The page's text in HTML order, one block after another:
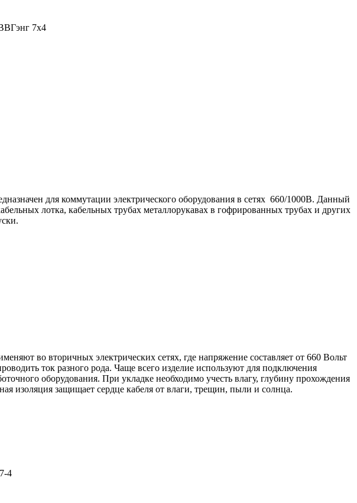
7х4
для коммутации электрического оборудования в сетях 660/1000В. Данный
лотка, кабельных трубах металлорукавах в гофрированных трубах и других
во вторичных электрических сетях, где напряжение составляет от 660 Вольт
ток разного рода. Чаще всего изделие используют для подключения
оборудования. При укладке необходимо учесть влагу, глубину прохождения
изоляция защищает сердце кабеля от влаги, трещин, пыли и солнца.
4